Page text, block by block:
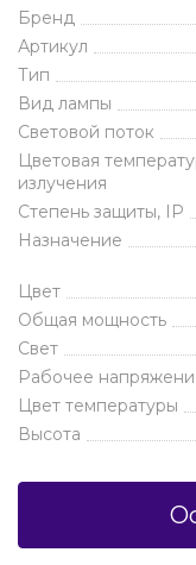
Бренд
Артикул
Тип
Вид лампы
Световой поток
Цветовая
излучения
Степень защиты, IP
Назначение
Цвет
Общая мощность
Свет
Рабочее
Цвет температуры
Высота